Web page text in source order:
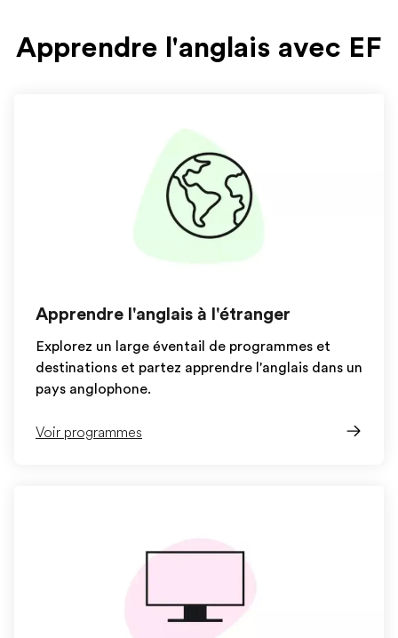
Apprendre l'anglais avec EF
Apprendre l'anglais à l'étranger
Explorez un large éventail de programmes et
destinations et partez apprendre l'anglais dans un
pays anglophone.
Voir programmes